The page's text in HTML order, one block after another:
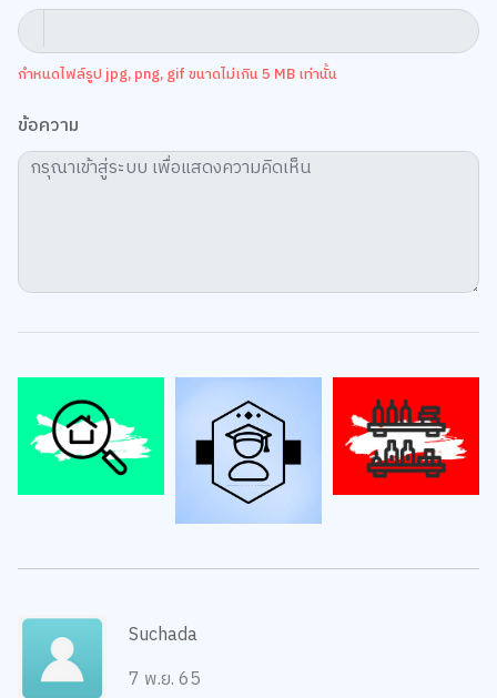
กำหนดไฟล์รูป jpg, png, gif ขนาดไม่เกิน 5 MB เท่านั้น
ข้อความ
Suchada
7 พ.ย. 65